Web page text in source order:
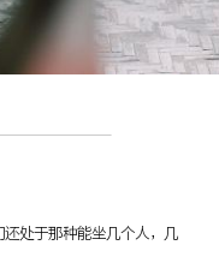
处于那种能坐几个人，几